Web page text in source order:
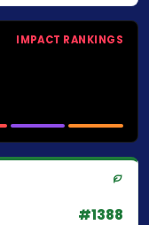
IMPACT RANKINGS
#1388